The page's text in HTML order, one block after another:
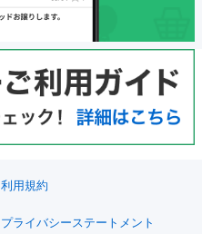
利用規約
プライバシーステートメント